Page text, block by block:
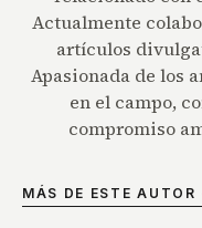
Actualmente
artículos
Apasionada de los
en el campo,
compromiso
MÁS DE ESTE AUTOR